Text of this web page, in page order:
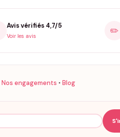
Avis vérifiés 4,7/5
Voir les avis ✏️
Nos engagements • Blog